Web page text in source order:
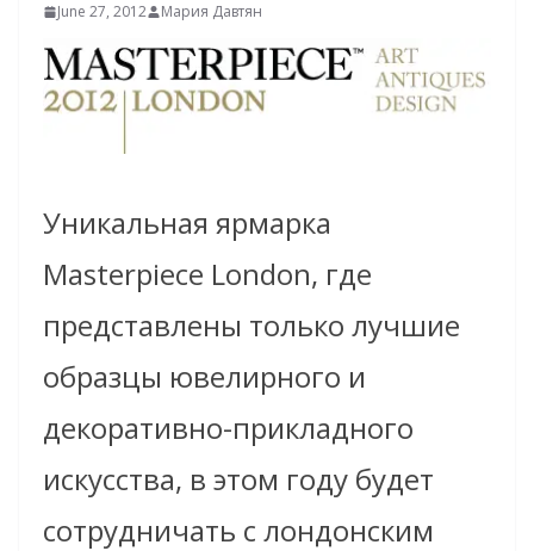
June 27, 2012 Мария Давтян
Уникальная ярмарка
Masterpiece London, где
представлены только лучшие
образцы ювелирного и
декоративно-прикладного
искусства, в этом году будет
сотрудничать с лондонским